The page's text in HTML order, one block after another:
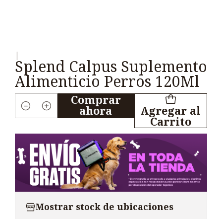
Splend Calpus Suplemento
Alimenticio Perros 120Ml
Cantidad
Agregar al
Carrito
Comprar
ahora
Mostrar stock de ubicaciones